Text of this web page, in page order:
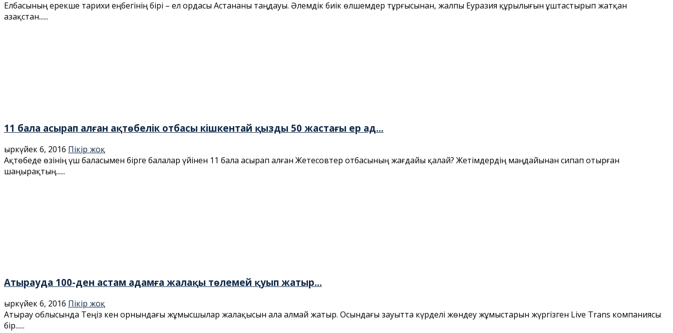
Елбасының ерекше тарихи еңбегінің бірі – ел ордасы Астананы таңдауы. Әлемдік биік өлшемдер тұрғысынан, жалпы Еуразия құрылығын ұштастырып жатқан
Қазақстан......
11 бала асырап алған ақтөбелік отбасы кішкентай қызды 50 жастағы ер ад...
Қыркүйек 6, 2016 Пікір жоқ
Ақтөбеде өзінің үш баласымен бірге балалар үйінен 11 бала асырап алған Жетесовтер отбасының жағдайы қалай? Жетімдердің маңдайынан сипап отырған
шаңырақтың......
Атырауда 100-ден астам адамға жалақы төлемей қуып жатыр...
Қыркүйек 6, 2016 Пікір жоқ
Атырау облысында Теңіз кен орнындағы жұмысшылар жалақысын ала алмай жатыр. Осындағы зауытта күрделі жөндеу жұмыстарын жүргізген Live Trans компаниясы
бір......